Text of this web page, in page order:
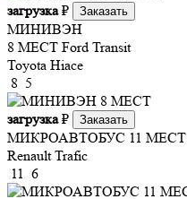
загрузка₽ Заказать
МИНИВЭН
8 МЕСТ Ford Transit
Toyota Hiace
8 5
загрузка₽ Заказать
МИКРОАВТОБУС 11 МЕСТ
Renault Trafic
11 6